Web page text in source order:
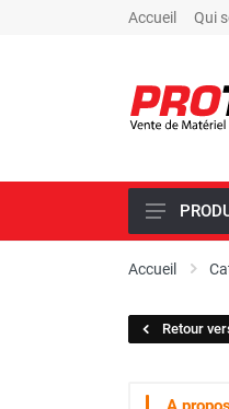
Accueil Qui
SCIAGE
Accueil
Retour